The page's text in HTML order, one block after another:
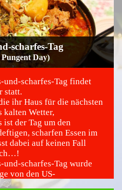
scharfes-Tag
Day)
und-scharfes-Tag findet
statt.
ihr Haus für die nächsten
kalten Wetter,
der Tag um den
scharfen Essen im
dabei auf keinen Fall
scharfes-Tag wurde
von den US-
und Thomas Roy von